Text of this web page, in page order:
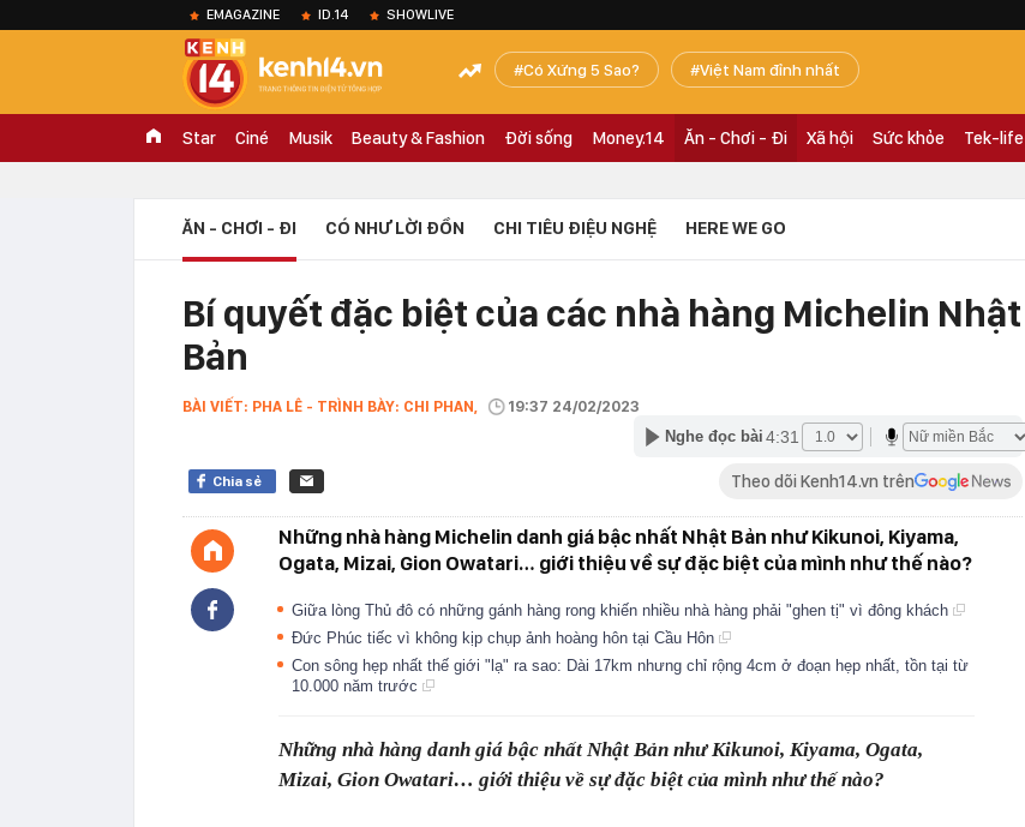
EMAGAZINE ID.14 SHOWLIVE
Có Xứng 5 Sao? Việt Nam đỉnh nhất
Star Ciné Musik Beauty & Fashion Đời sống Money.14 Ăn - Chơi - Đi Xã hội Sức khỏe Tek-life
ĂN - CHƠI - ĐI CÓ NHƯ LỜI ĐỒN CHI TIÊU ĐIỆU NGHỆ HERE WE GO
Bí quyết đặc biệt của các nhà hàng Michelin Nhật
Bản
BÀI VIẾT: PHA LÊ - TRÌNH BÀY: CHI PHAN,
19:37 24/02/2023
Nghe đọc bài 4:31
Chia sẻ Theo dõi Kenh14.vn trên
Những nhà hàng Michelin danh giá bậc nhất Nhật Bản như Kikunoi, Kiyama,
Ogata, Mizai, Gion Owatari… giới thiệu về sự đặc biệt của mình như thế nào?
Giữa lòng Thủ đô có những gánh hàng rong khiến nhiều nhà hàng phải "ghen tị" vì đông khách
Đức Phúc tiếc vì không kịp chụp ảnh hoàng hôn tại Cầu Hôn
Con sông hẹp nhất thế giới "lạ" ra sao: Dài 17km nhưng chỉ rộng 4cm ở đoạn hẹp nhất, tồn tại từ
10.000 năm trước
Những nhà hàng danh giá bậc nhất Nhật Bản như Kikunoi, Kiyama, Ogata,
Mizai, Gion Owatari… giới thiệu về sự đặc biệt của mình như thế nào?